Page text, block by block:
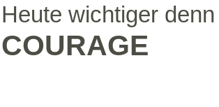
Heute wichtiger
COURAGE